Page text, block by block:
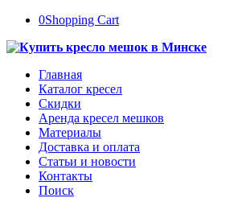
0Shopping Cart
Главная
Каталог кресел
Скидки
Аренда кресел мешков
Материалы
Доставка и оплата
Статьи и новости
Контакты
Поиск